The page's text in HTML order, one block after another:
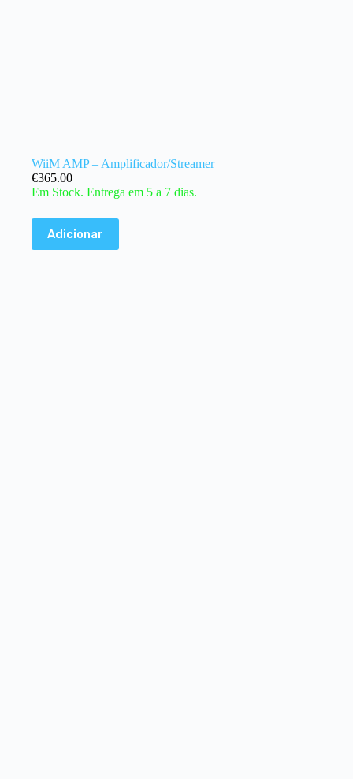
WiiM AMP – Amplificador/Streamer
€365.00
Em Stock. Entrega em 5 a 7 dias.
Adicionar